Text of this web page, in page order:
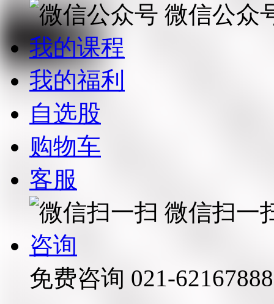
微信公众
我的课程
我的福利
自选股
购物车
客服
微信扫一
咨询
免费咨询 021-62167888